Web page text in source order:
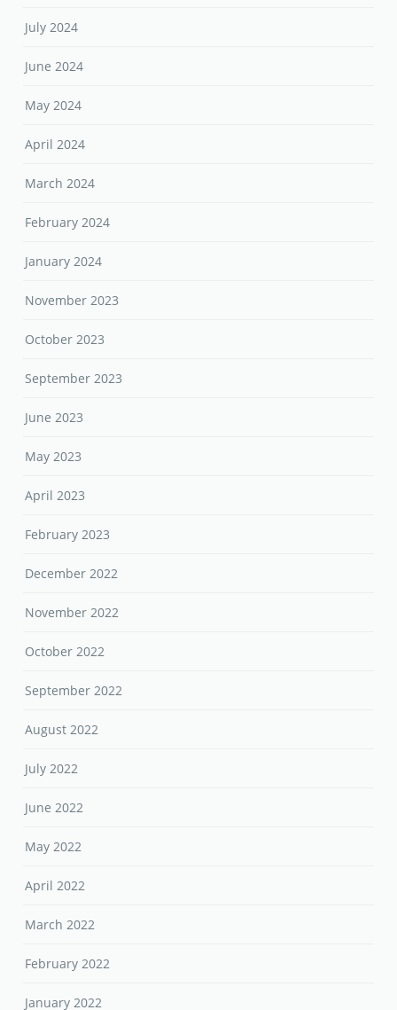
July 2024
June 2024
May 2024
April 2024
March 2024
February 2024
January 2024
November 2023
October 2023
September 2023
June 2023
May 2023
April 2023
February 2023
December 2022
November 2022
October 2022
September 2022
August 2022
July 2022
June 2022
May 2022
April 2022
March 2022
February 2022
January 2022